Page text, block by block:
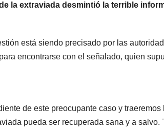
la extraviada desmintió la terrible
está siendo precisado por las
encontrarse con el señalado, quien
de este preocupante caso y
pueda ser recuperada sana y a